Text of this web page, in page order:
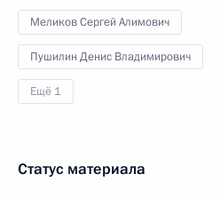
Меликов Сергей Алимович
Пушилин Денис Владимирович
Ещё 1
Статус материала